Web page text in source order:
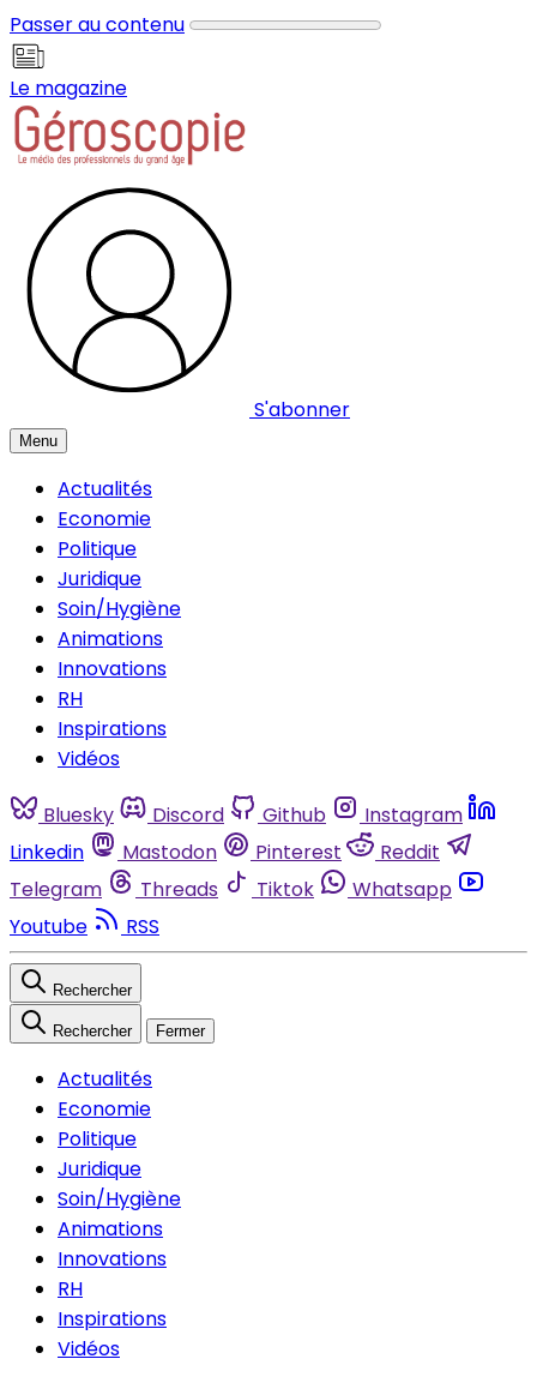
Passer au contenu
Le magazine
S'abonner
Menu
Actualités
Economie
Politique
Juridique
Soin/Hygiène
Animations
Innovations
RH
Inspirations
Vidéos
Bluesky Discord Github
Instagram
Linkedin
Mastodon Pinterest
Reddit
Telegram
Threads Tiktok
Whatsapp
Youtube
RSS
Rechercher
Rechercher Fermer
Actualités
Economie
Politique
Juridique
Soin/Hygiène
Animations
Innovations
RH
Inspirations
Vidéos
Panneau de gestion des cookies